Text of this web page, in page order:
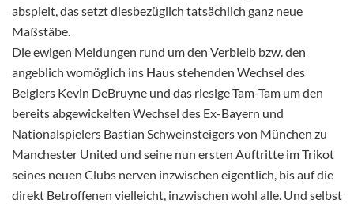
abspielt, das setzt diesbezüglich tatsächlich ganz neue
Maßstäbe.
Die ewigen Meldungen rund um den Verbleib bzw. den
angeblich womöglich ins Haus stehenden Wechsel des
Belgiers Kevin DeBruyne und das riesige Tam-Tam um den
bereits abgewickelten Wechsel des Ex-Bayern und
Nationalspielers Bastian Schweinsteigers von München zu
Manchester United und seine nun ersten Auftritte im Trikot
seines neuen Clubs nerven inzwischen eigentlich, bis auf die
direkt Betroffenen vielleicht, inzwischen wohl alle. Und selbst